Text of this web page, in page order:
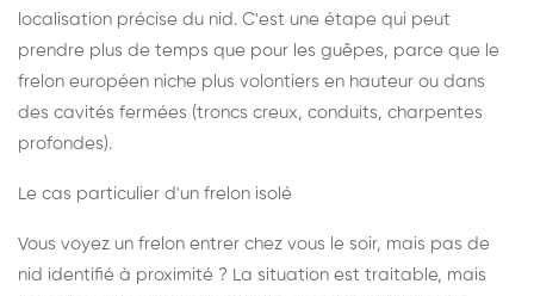
localisation précise du nid. C'est une étape qui peut
prendre plus de temps que pour les guêpes, parce que le
frelon européen niche plus volontiers en hauteur ou dans
des cavités fermées (troncs creux, conduits, charpentes
profondes).
Le cas particulier d'un frelon isolé
Vous voyez un frelon entrer chez vous le soir, mais pas de
nid identifié à proximité ? La situation est traitable, mais